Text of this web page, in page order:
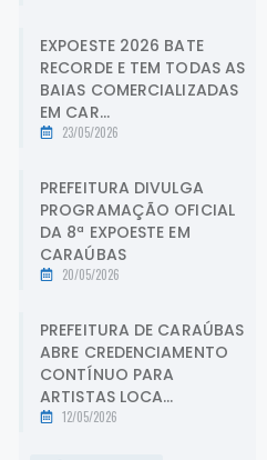
EXPOESTE 2026 BATE
RECORDE E TEM TODAS AS
BAIAS COMERCIALIZADAS
EM CAR...
23/05/2026
PREFEITURA DIVULGA
PROGRAMAÇÃO OFICIAL
DA 8ª EXPOESTE EM
CARAÚBAS
20/05/2026
PREFEITURA DE CARAÚBAS
ABRE CREDENCIAMENTO
CONTÍNUO PARA
ARTISTAS LOCA...
12/05/2026